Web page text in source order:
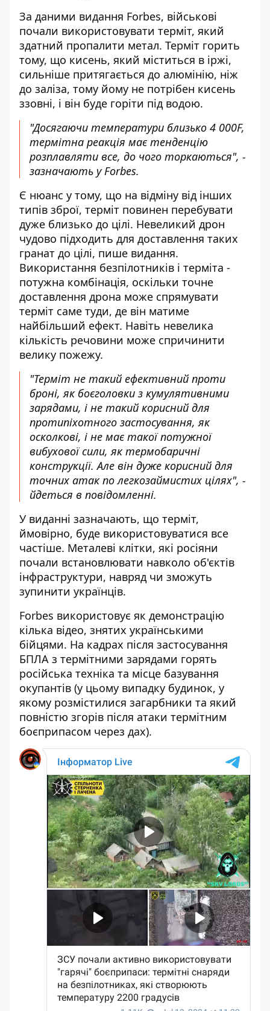
За даними видання Forbes, військові
почали використовувати терміт, який
здатний пропалити метал. Терміт горить
тому, що кисень, який міститься в іржі,
сильніше притягається до алюмінію, ніж
до заліза, тому йому не потрібен кисень
ззовні, і він буде горіти під водою.
"Досягаючи температури близько 4 000F,
термітна реакція має тенденцію
розплавляти все, до чого торкаються", -
зазначають у Forbes.
Є нюанс у тому, що на відміну від інших
типів зброї, терміт повинен перебувати
дуже близько до цілі. Невеликий дрон
чудово підходить для доставлення таких
гранат до цілі, пише видання.
Використання безпілотників і терміта -
потужна комбінація, оскільки точне
доставлення дрона може спрямувати
терміт саме туди, де він матиме
найбільший ефект. Навіть невелика
кількість речовини може спричинити
велику пожежу.
"Терміт не такий ефективний проти
броні, як боєголовки з кумулятивними
зарядами, і не такий корисний для
протипіхотного застосування, як
осколкові, і не має такої потужної
вибухової сили, як термобаричні
конструкції. Але він дуже корисний для
точних атак по легкозаймистих цілях", -
йдеться в повідомленні.
У виданні зазначають, що терміт,
ймовірно, буде використовуватися все
частіше. Металеві клітки, які росіяни
почали встановлювати навколо об'єктів
інфраструктури, навряд чи зможуть
зупинити українців.
Forbes використовує як демонстрацію
кілька відео, знятих українськими
бійцями. На кадрах після застосування
БПЛА з термітними зарядами горять
російська техніка та місце базування
окупантів (у цьому випадку будинок, у
якому розмістилися загарбники та який
повністю згорів після атаки термітним
боєприпасом через дах).